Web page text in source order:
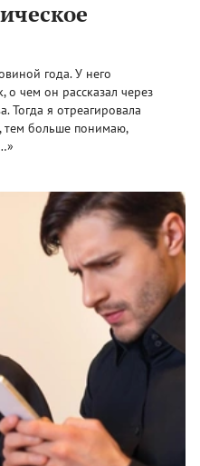
года. У него
о чем он рассказал через
Тогда я отреагировала
тем больше понимаю,